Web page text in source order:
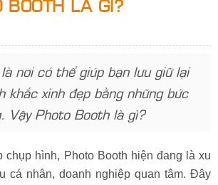
nơi có thể giúp bạn lưu giữ lại
khắc xinh đẹp bằng những bức
Vậy Photo Booth là gì?
chụp hình, Photo Booth hiện đang là xu
cá nhân, doanh nghiệp quan tâm. Đây